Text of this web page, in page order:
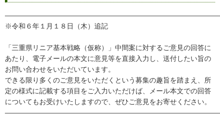
※令和６年１月１８日（木）追記
「三重県リニア基本戦略（仮称）」中間案に対するご意見の回答に
あたり、電子メールの本文に意見等を直接入力し、送付したい旨の
お問い合わせをいただいています。
できる限り多くのご意見をいただくという募集の趣旨を踏まえ、所
定の様式に記載する項目をご入力いただけば、メール本文での回答
についてもお受けいたしますので、ぜひご意見をお寄せください。